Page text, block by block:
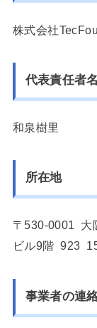
株式会社
代表責任者名
和泉樹里
所在地
〒530-0001 大
ビル9階 923
事業者の連